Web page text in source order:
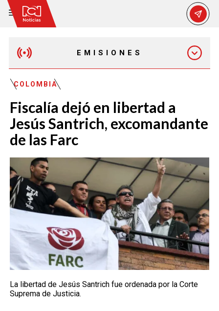
EMISIONES
EMISIÓN 7:00 PM
COLOMBIA
Fiscalía dejó en libertad a
Jesús Santrich, excomandante
de las Farc
La libertad de Jesús Santrich fue ordenada por la Corte
Suprema de Justicia.